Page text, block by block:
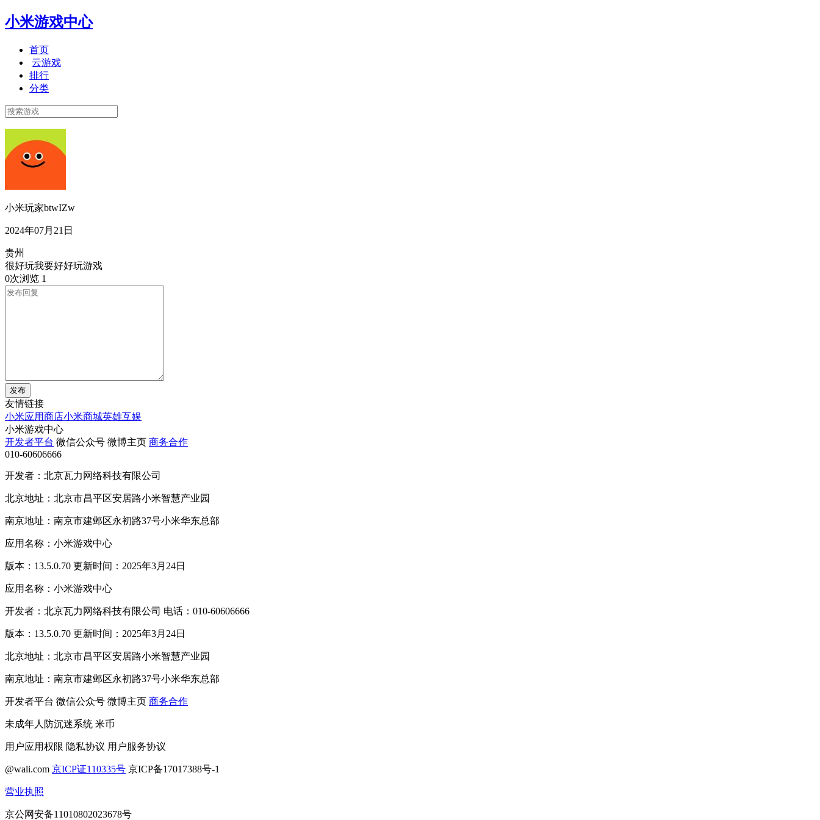
小米游戏中心
首页
云游戏
排行
分类
小米玩家btwIZw
2024年07月21日
贵州
很好玩我要好好玩游戏
0次浏览 1
发布
友情链接
小米应用商店小米商城英雄互娱
小米游戏中心
开发者平台 微信公众号 微博主页 商务合作
010-60606666
开发者：北京瓦力网络科技有限公司
北京地址：北京市昌平区安居路小米智慧产业园
南京地址：南京市建邺区永初路37号小米华东总部
应用名称：小米游戏中心
版本：13.5.0.70 更新时间：2025年3月24日
应用名称：小米游戏中心
开发者：北京瓦力网络科技有限公司 电话：010-60606666
版本：13.5.0.70 更新时间：2025年3月24日
北京地址：北京市昌平区安居路小米智慧产业园
南京地址：南京市建邺区永初路37号小米华东总部
开发者平台 微信公众号 微博主页 商务合作
未成年人防沉迷系统 米币
用户应用权限 隐私协议 用户服务协议
@wali.com 京ICP证110335号 京ICP备17017388号-1
营业执照
京公网安备11010802023678号